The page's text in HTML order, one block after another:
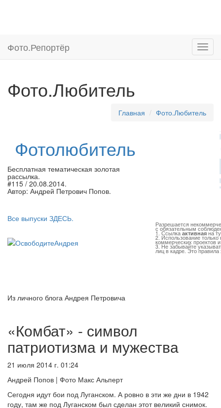
Фото.Репортёр
Фото.Любитель
Главная Фото.Любитель
Фотолюбитель
Бесплатная тематическая золотая
рассылка.
#115 / 20.08.2014.
Автор: Андрей Петрович Попов.
Все выпуски ЗДЕСЬ.
Разрешается
с обязательным
1. Ссылкаактивнаяна
2. Использование
коммерческих проектов
3. Не забывайте
лиц в кадре. Это
Из личного блога Андрея Петровича
«Комбат» - символ
патриотизма и мужества
21 июля 2014 г. 01:24
Андрей Попов | Фото Макс Альперт
Сегодня идут бои под Луганском. А ровно в эти же дни в 1942
году, там же под Луганском был сделан этот великий снимок.